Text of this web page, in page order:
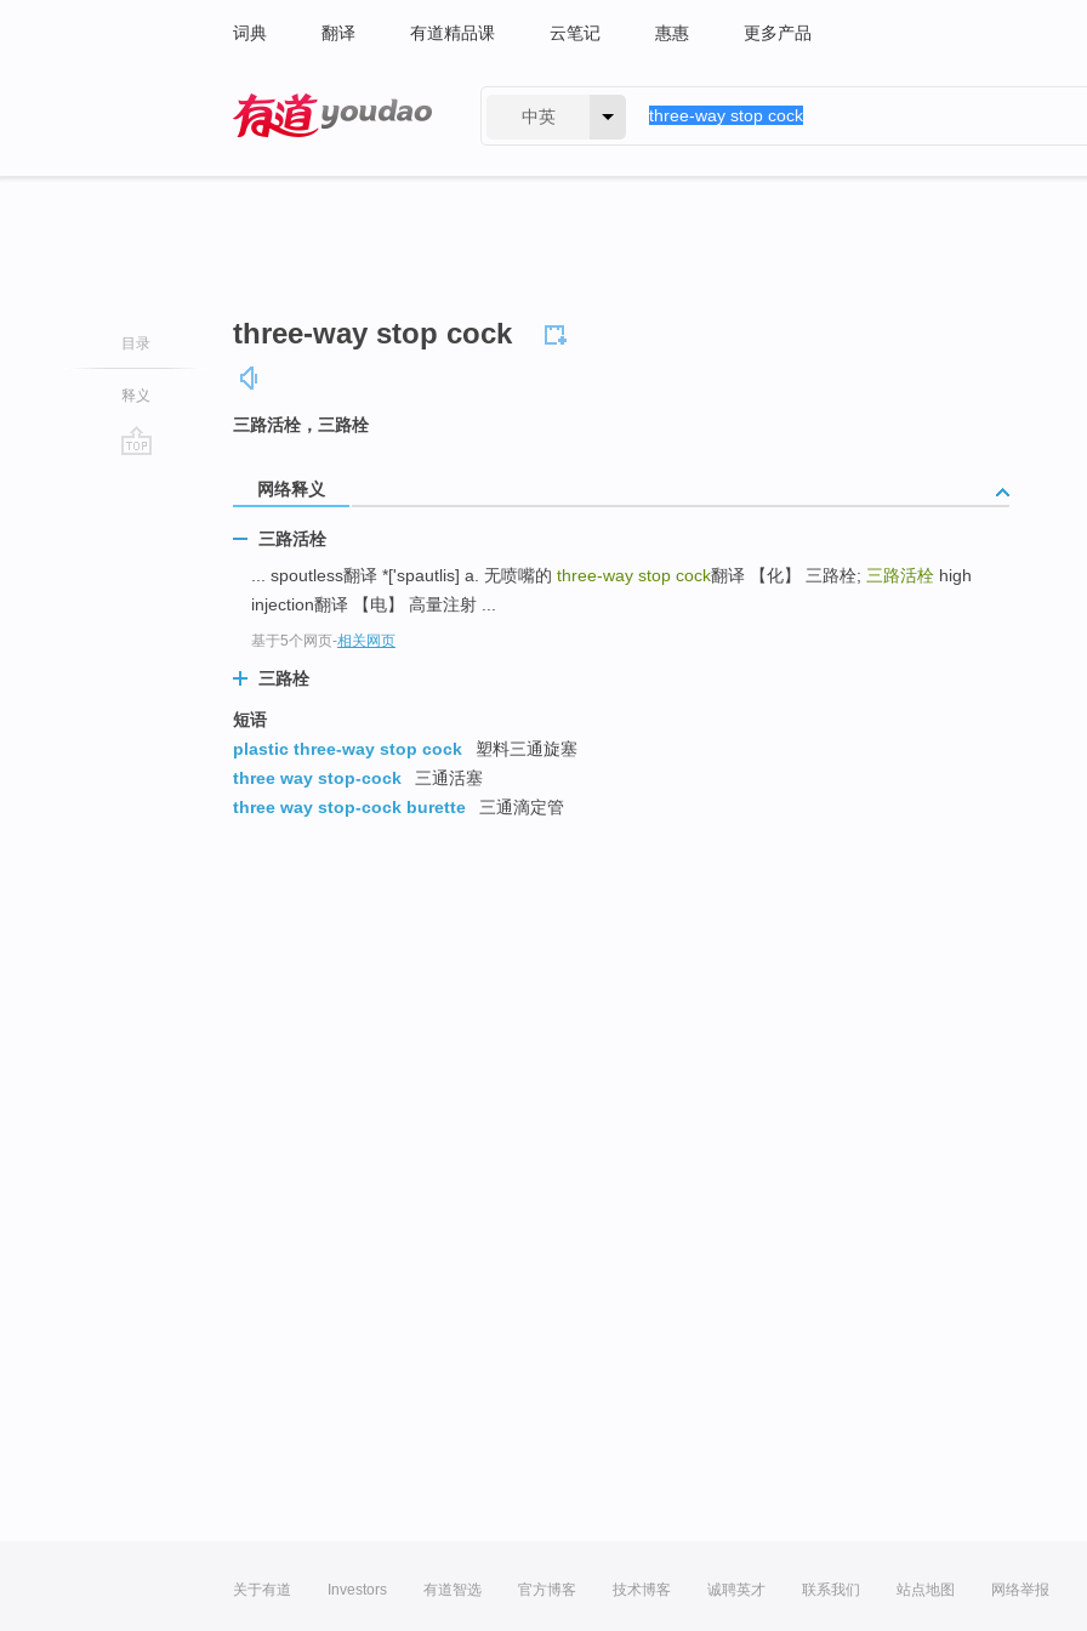
词典 翻译 有道精品课 云笔记 惠惠 更多产品
中英
目录
释义
three-way stop cock
三路活栓，三路栓
网络释义
三路活栓
... spoutless翻译 *['spautlis] a. 无喷嘴的 three-way stop cock翻译 【化】 三路栓; 三路活栓 high
injection翻译 【电】 高量注射 ...
基于5个网页-相关网页
三路栓
短语
plastic three-way stop cock
塑料三通旋塞
three way stop-cock
三通活塞
three way stop-cock burette
三通滴定管
关于有道 Investors 有道智选 官方博客 技术博客 诚聘英才 联系我们 站点地图 网络举报